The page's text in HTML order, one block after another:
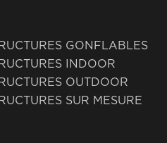
GONFLABLES
INDOOR
OUTDOOR
SUR MESURE